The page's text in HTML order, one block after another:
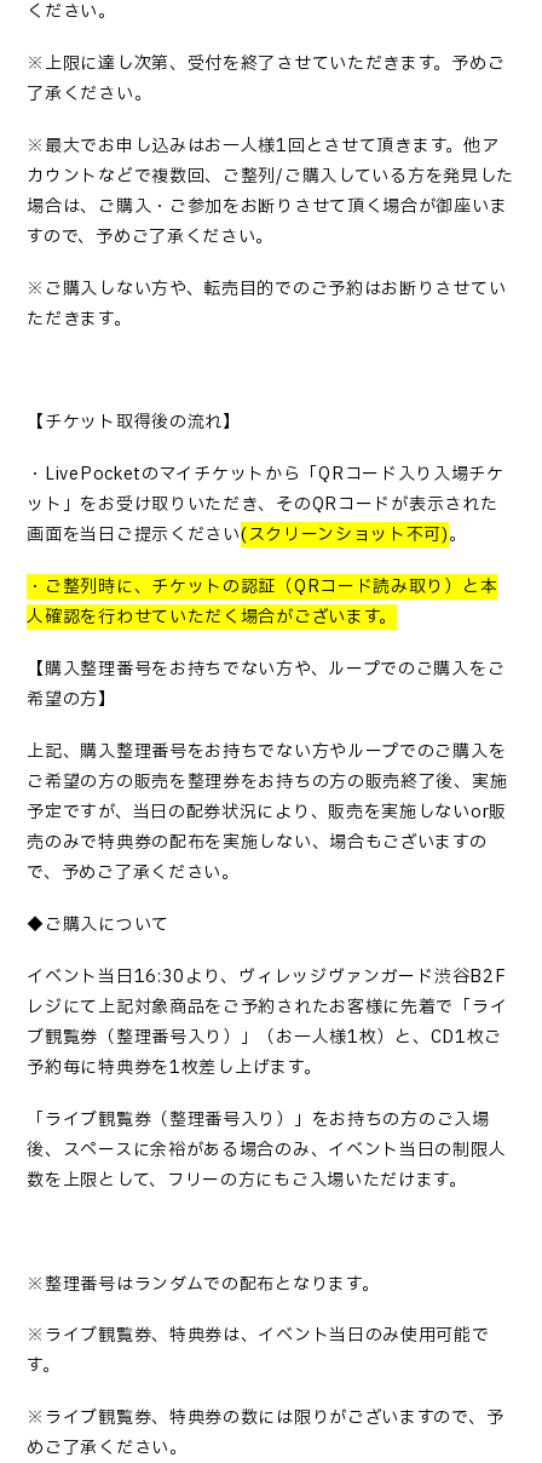
ください。
※上限に達し次第、受付を終了させていただきます。予めご
了承ください。
※最大でお申し込みはお一人様1回とさせて頂きます。他ア
カウントなどで複数回、ご整列/ご購入している方を発見した
場合は、ご購入・ご参加をお断りさせて頂く場合が御座いま
すので、予めご了承ください。
※ご購入しない方や、転売目的でのご予約はお断りさせてい
ただきます。
【チケット取得後の流れ】
・ LivePocketのマイチケットから「QRコード入り入場チケ
ット」をお受け取りいただき、そのQRコードが表示された
画面を当日ご提示ください(スクリーンショット不可)。
・ご整列時に、チケットの認証（QRコード読み取り）と本
人確認を行わせていただく場合がございます。
【購入整理番号をお持ちでない方や、ループでのご購入をご
希望の方】
上記、購入整理番号をお持ちでない方やループでのご購入を
ご希望の方の販売を整理券をお持ちの方の販売終了後、実施
予定ですが、当日の配券状況により、販売を実施しないor販
売のみで特典券の配布を実施しない、場合もございますの
で、予めご了承ください。
◆ご購入について
イベント当日16:30より、ヴィレッジヴァンガード渋谷B2F
レジにて上記対象商品をご予約されたお客様に先着で「ライ
ブ観覧券（整理番号入り）」（お一人様1枚）と、 CD1枚ご
予約毎に特典券を1枚差し上げます。
「ライブ観覧券（整理番号入り） 」 をお持ちの方のご入場
後、スペースに余裕がある場合のみ、イベント当日の制限人
数を上限として、フリーの方にもご入場いただけます。
※整理番号はランダムでの配布となります。
※ライブ観覧券、特典券は、イベント当日のみ使用可能で
す。
※ライブ観覧券、特典券の数には限りがございますので、予
めご了承ください。